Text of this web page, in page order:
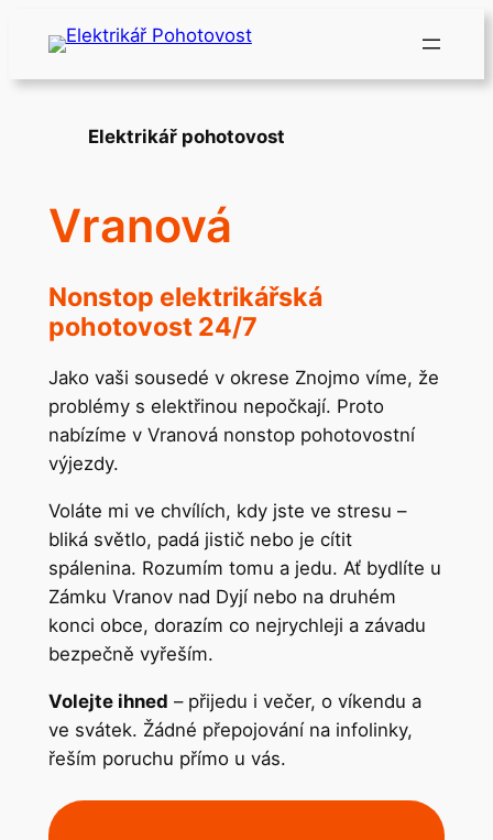
Přeskočit
obsah
Elektrikář pohotovost
Vranová
Nonstop elektrikářská
pohotovost 24/7
Jako vaši sousedé v okrese Znojmo víme, že
problémy s elektřinou nepočkají. Proto
nabízíme v Vranová nonstop pohotovostní
výjezdy.
Voláte mi ve chvílích, kdy jste ve stresu –
bliká světlo, padá jistič nebo je cítit
spálenina. Rozumím tomu a jedu. Ať bydlíte u
Zámku Vranov nad Dyjí nebo na druhém
konci obce, dorazím co nejrychleji a závadu
bezpečně vyřeším.
Volejte ihned – přijedu i večer, o víkendu a
ve svátek. Žádné přepojování na infolinky,
řeším poruchu přímo u vás.